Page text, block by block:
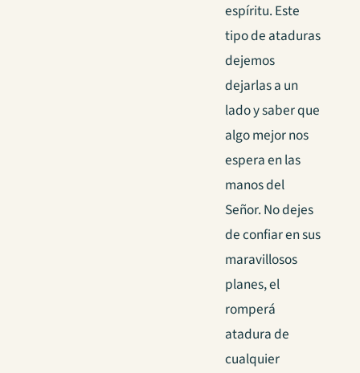
espíritu. Este
tipo de ataduras
dejemos
dejarlas a un
lado y saber que
algo mejor nos
espera en las
manos del
Señor. No dejes
de confiar en sus
maravillosos
planes, el
romperá
atadura de
cualquier